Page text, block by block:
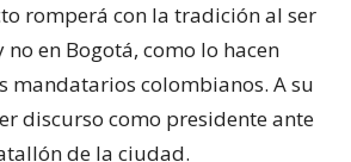
romperá con la tradición al ser
no en Bogotá, como lo hacen
mandatarios colombianos. A su
discurso como presidente ante
de la ciudad.